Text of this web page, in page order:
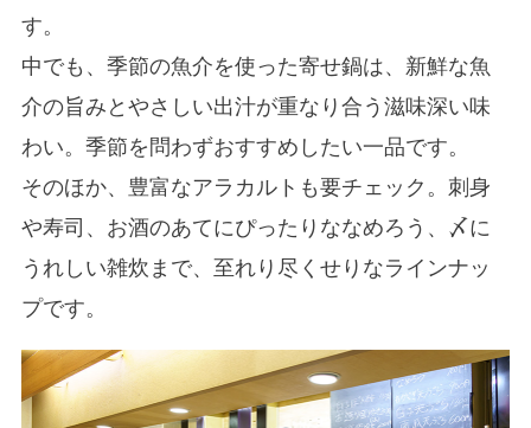
す。
中でも、季節の魚介を使った寄せ鍋は、新鮮な魚
介の旨みとやさしい出汁が重なり合う滋味深い味
わい。季節を問わずおすすめしたい一品です。
そのほか、豊富なアラカルトも要チェック。刺身
や寿司、お酒のあてにぴったりななめろう、〆に
うれしい雑炊まで、至れり尽くせりなラインナッ
プです。